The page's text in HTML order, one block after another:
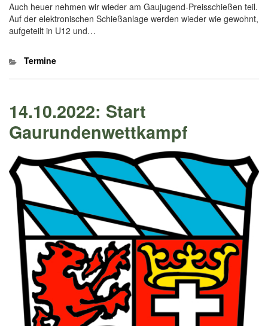
Auch heuer nehmen wir wieder am Gaujugend-Preisschießen teil.
Auf der elektronischen Schießanlage werden wieder wie gewohnt,
aufgeteilt in U12 und…
Kategorien
Termine
14.10.2022: Start
Gaurundenwettkampf